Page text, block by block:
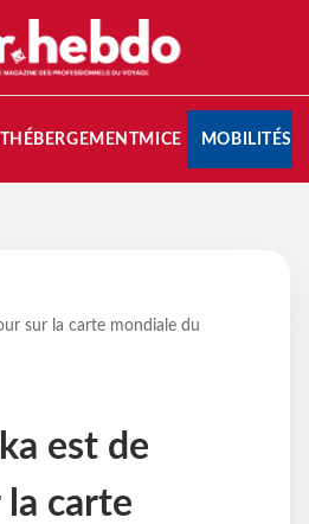
HÉBERGEMENTMICE MOBILITÉS
sur la carte mondiale du
est de
carte